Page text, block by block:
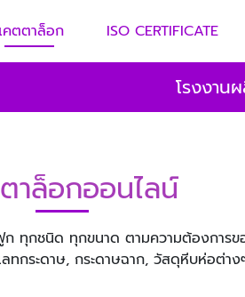
คตตาล็อก ISO CERTIFICATE
โรงงาน
าล็อกออนไลน์
ก ทุกชนิด ทุกขนาด ตามความต้องการ
กระดาษ, กระดาษฉาก, วัสดุหีบห่อต่า